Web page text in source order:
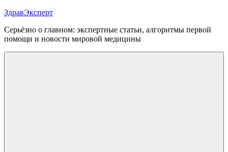
Перейти
содержимому
ЗдравЭксперт
Серьёзно о главном: экспертные статьи, алгоритмы первой
помощи и новости мировой медицины